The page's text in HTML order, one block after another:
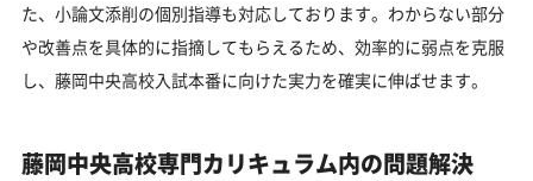
た、小論文添削の個別指導も対応しております。わからない部分
や改善点を具体的に指摘してもらえるため、効率的に弱点を克服
し、藤岡中央高校入試本番に向けた実力を確実に伸ばせます。
藤岡中央高校専門カリキュラム内の問題解決